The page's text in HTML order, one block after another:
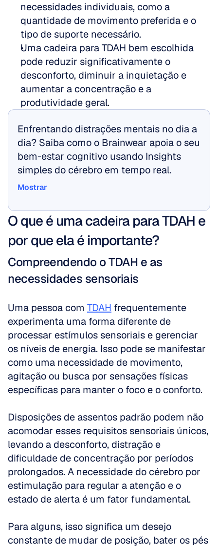
necessidades individuais, como a
quantidade de movimento preferida e o
tipo de suporte necessário.
Uma cadeira para TDAH bem escolhida
pode reduzir significativamente o
desconforto, diminuir a inquietação e
aumentar a concentração e a
produtividade geral.
Enfrentando distrações mentais no dia a
dia? Saiba como o Brainwear apoia o seu
bem-estar cognitivo usando Insights
simples do cérebro em tempo real.
Mostrar
O que é uma cadeira para TDAH e
por que ela é importante?
Compreendendo o TDAH e as
necessidades sensoriais
Uma pessoa com TDAH frequentemente
experimenta uma forma diferente de
processar estímulos sensoriais e gerenciar
os níveis de energia. Isso pode se manifestar
como uma necessidade de movimento,
agitação ou busca por sensações físicas
específicas para manter o foco e o conforto.
Disposições de assentos padrão podem não
acomodar esses requisitos sensoriais únicos,
levando a desconforto, distração e
dificuldade de concentração por períodos
prolongados. A necessidade do cérebro por
estimulação para regular a atenção e o
estado de alerta é um fator fundamental.
Para alguns, isso significa um desejo
constante de mudar de posição, bater os pés